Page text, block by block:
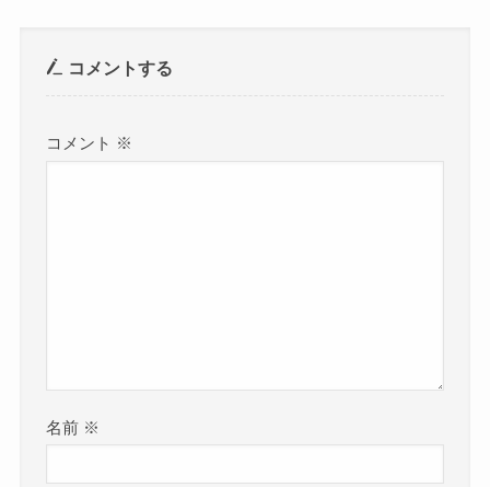
コメントする
コメント ※
名前 ※